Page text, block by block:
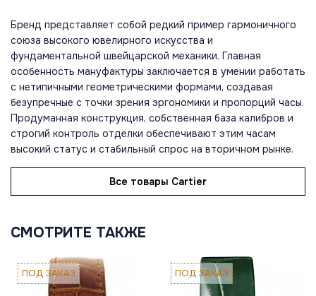
Бренд представляет собой редкий пример гармоничного
союза высокого ювелирного искусства и
фундаментальной швейцарской механики. Главная
особенность мануфактуры заключается в умении работать
с нетипичными геометрическими формами, создавая
безупречные с точки зрения эргономики и пропорций часы.
Продуманная конструкция, собственная база калибров и
строгий контроль отделки обеспечивают этим часам
высокий статус и стабильный спрос на вторичном рынке.
Все товары Cartier
СМОТРИТЕ ТАКЖЕ
ПОД ЗАКАЗ ПОД ЗАКАЗ